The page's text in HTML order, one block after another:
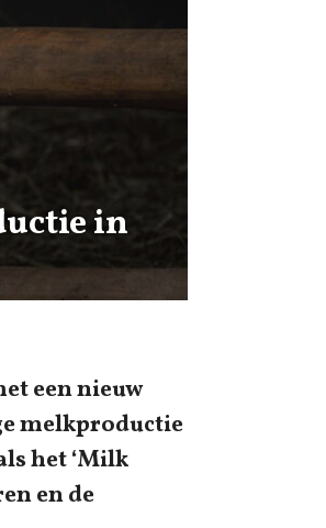
in
een nieuw
melkproductie
het ‘Milk
en de